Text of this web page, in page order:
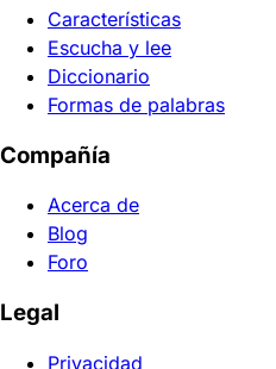
Características
Escucha y lee
Diccionario
Formas de palabras
Compañía
Acerca de
Blog
Foro
Legal
Privacidad